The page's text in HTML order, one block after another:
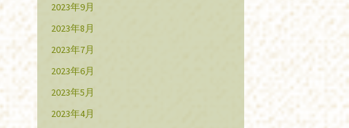
2023年9月
2023年8月
2023年7月
2023年6月
2023年5月
2023年4月